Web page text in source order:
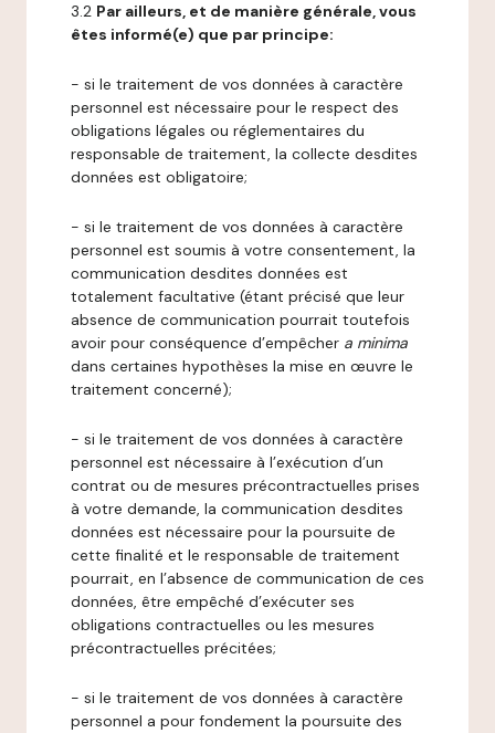
3.2 Par ailleurs, et de manière générale, vous
êtes informé(e) que par principe:
- si le traitement de vos données à caractère
personnel est nécessaire pour le respect des
obligations légales ou réglementaires du
responsable de traitement, la collecte desdites
données est obligatoire;
- si le traitement de vos données à caractère
personnel est soumis à votre consentement, la
communication desdites données est
totalement facultative (étant précisé que leur
absence de communication pourrait toutefois
avoir pour conséquence d’empêcher a minima
dans certaines hypothèses la mise en œuvre le
traitement concerné);
- si le traitement de vos données à caractère
personnel est nécessaire à l’exécution d’un
contrat ou de mesures précontractuelles prises
à votre demande, la communication desdites
données est nécessaire pour la poursuite de
cette finalité et le responsable de traitement
pourrait, en l’absence de communication de ces
données, être empêché d’exécuter ses
obligations contractuelles ou les mesures
précontractuelles précitées;
- si le traitement de vos données à caractère
personnel a pour fondement la poursuite des